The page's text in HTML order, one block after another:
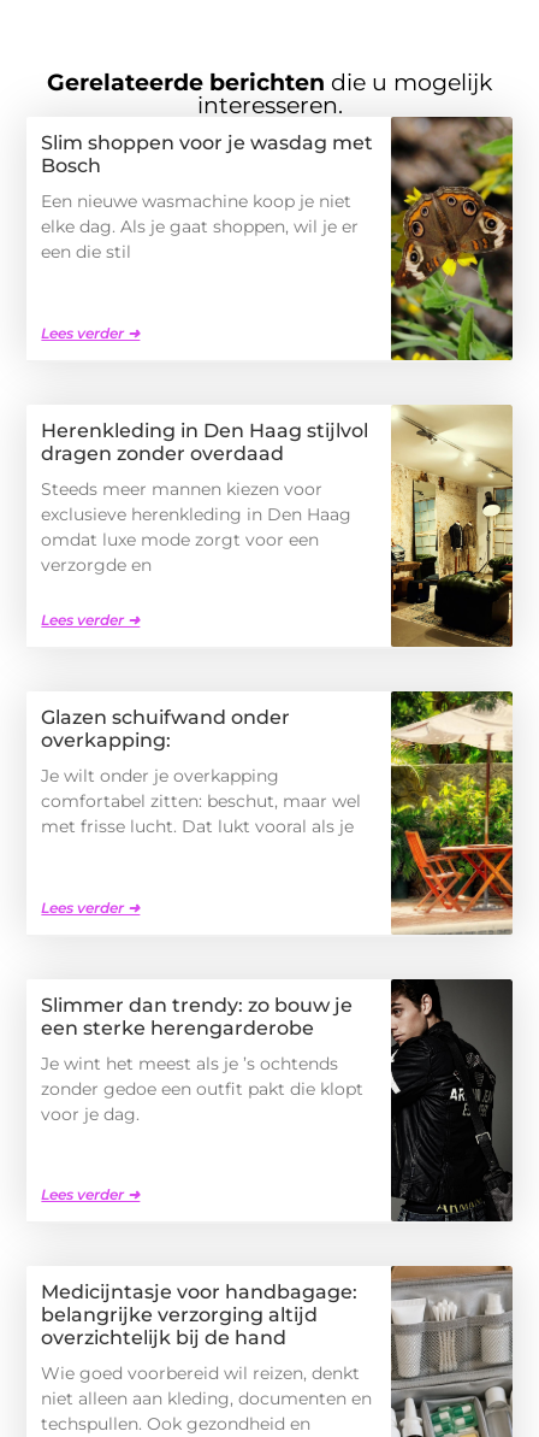
Gerelateerde berichten die u mogelijk
interesseren.
Slim shoppen voor je wasdag met
Bosch
Een nieuwe wasmachine koop je niet
elke dag. Als je gaat shoppen, wil je er
een die stil
Lees verder ➜
Herenkleding in Den Haag stijlvol
dragen zonder overdaad
Steeds meer mannen kiezen voor
exclusieve herenkleding in Den Haag
omdat luxe mode zorgt voor een
verzorgde en
Lees verder ➜
Glazen schuifwand onder
overkapping:
Je wilt onder je overkapping
comfortabel zitten: beschut, maar wel
met frisse lucht. Dat lukt vooral als je
Lees verder ➜
Slimmer dan trendy: zo bouw je
een sterke herengarderobe
Je wint het meest als je ’s ochtends
zonder gedoe een outfit pakt die klopt
voor je dag.
Lees verder ➜
Medicijntasje voor handbagage:
belangrijke verzorging altijd
overzichtelijk bij de hand
Wie goed voorbereid wil reizen, denkt
niet alleen aan kleding, documenten en
techspullen. Ook gezondheid en